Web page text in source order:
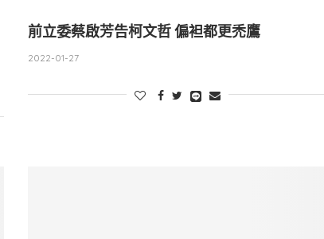
前立委蔡啟芳告柯文哲 偏袒都更禿鷹
2022-01-27